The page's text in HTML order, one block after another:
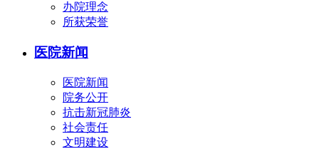
办院理念
所获荣誉
医院新闻
医院新闻
院务公开
抗击新冠肺炎
社会责任
文明建设